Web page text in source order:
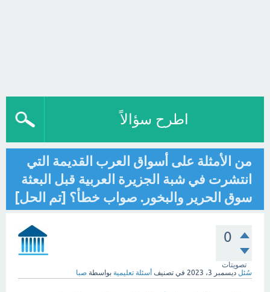
اطرح سؤالاً
من الأمثلة على أسواق العرب القديمة التي
انتشرت في شبة الجزيرة العربية قبل البعثة
سوق الحرير والبخور. صواب خطأ؟ [تم الحل]
0
تصويتات
سُئل ديسمبر 3، 2023 في تصنيف أسئلة تعليمية بواسطة صبا